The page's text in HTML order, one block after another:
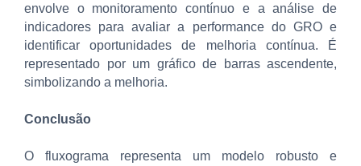
envolve o monitoramento contínuo e a análise de
indicadores para avaliar a performance do GRO e
identificar oportunidades de melhoria contínua. É
representado por um gráfico de barras ascendente,
simbolizando a melhoria.
Conclusão
O fluxograma representa um modelo robusto e